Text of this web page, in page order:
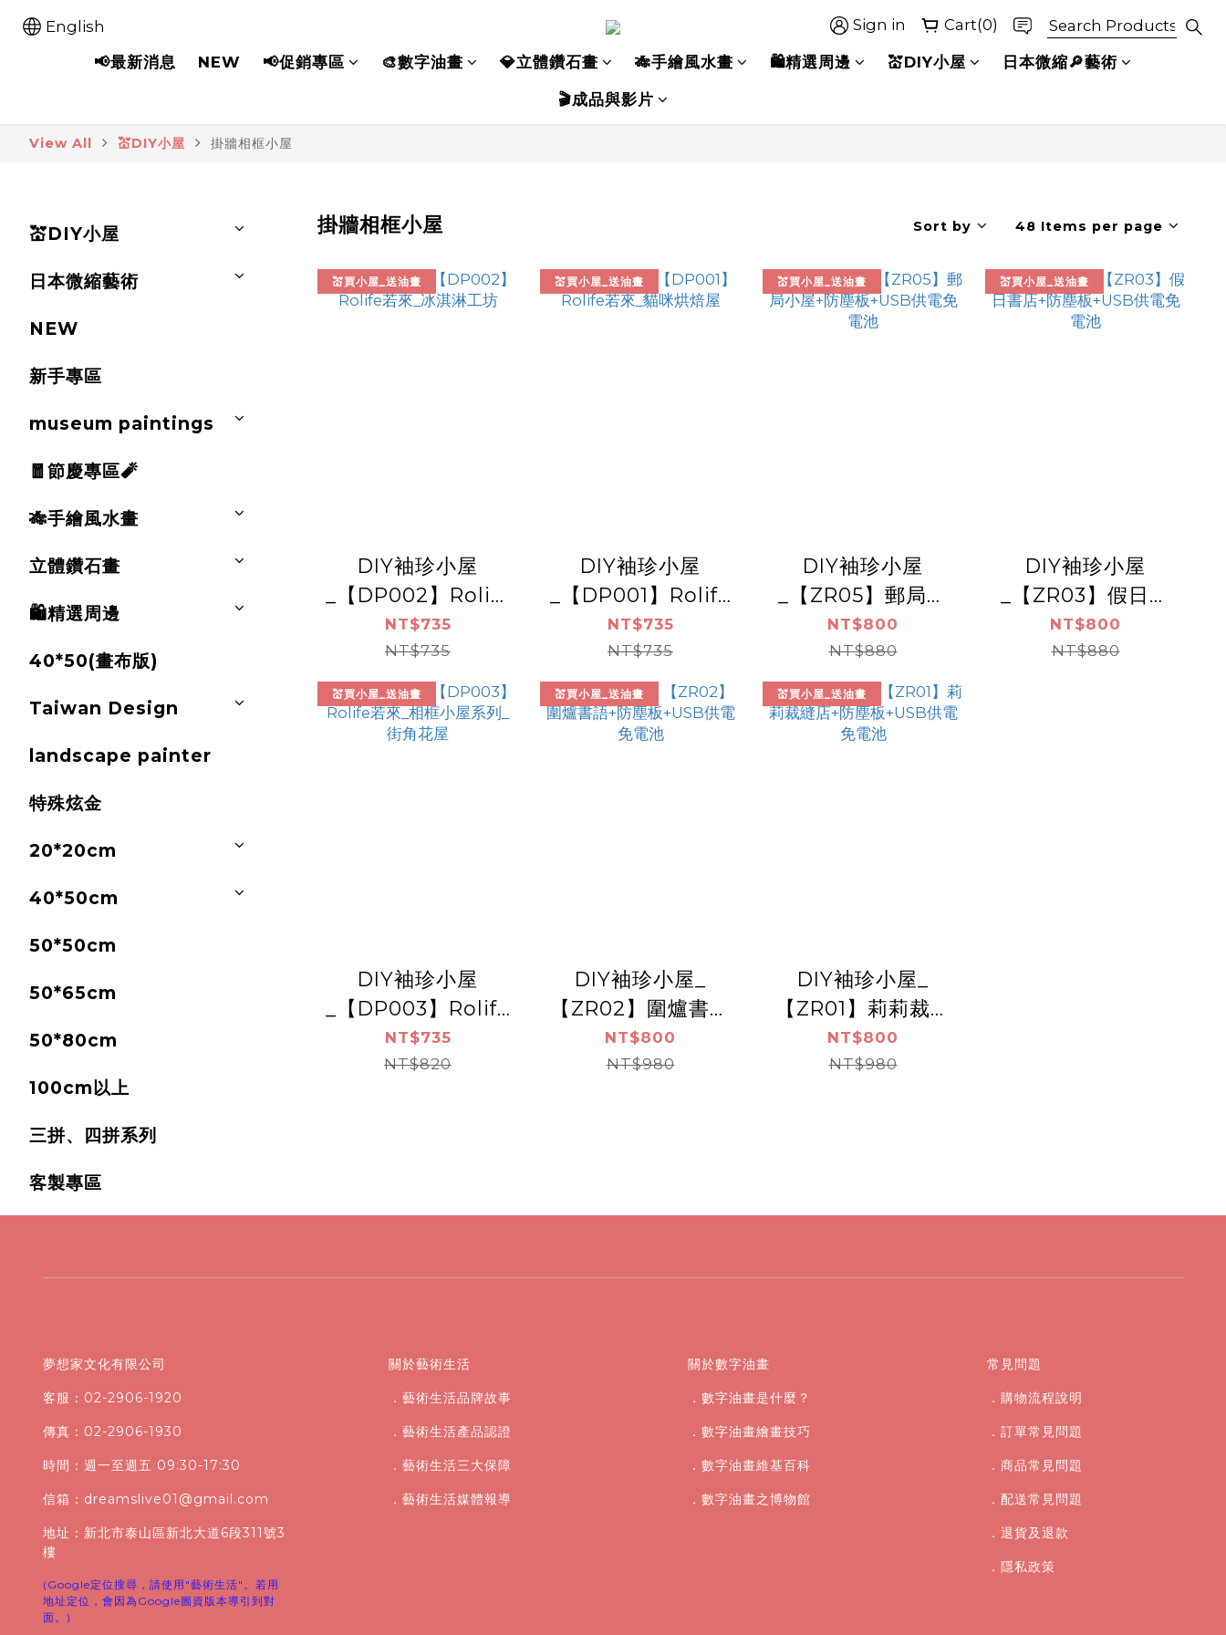
English Sign in Cart(0)
📢最新消息 NEW 📢促銷專區 🎨數字油畫 💎立體鑽石畫 🎋手繪風水畫 🛍️精選周邊 💒DIY小屋 日本微縮🔎藝術
🎬成品與影片
View All 💒DIY小屋 掛牆相框小屋
💒DIY小屋
日本微縮藝術
NEW
新手專區
museum paintings
🧧節慶專區🧨
🎋手繪風水畫
立體鑽石畫
🛍️精選周邊
40*50(畫布版)
Taiwan Design
landscape painter
特殊炫金
20*20cm
40*50cm
50*50cm
50*65cm
50*80cm
100cm以上
三拼、四拼系列
客製專區
掛牆相框小屋 Sort by 48 Items per page
💒買小屋_送油畫
DIY袖珍小屋
_【DP002】Rolife
若來_冰淇淋工坊
NT$735
NT$735
💒買小屋_送油畫
DIY袖珍小屋
_【DP001】Rolife
若來_貓咪烘焙屋
NT$735
NT$735
💒買小屋_送油畫
DIY袖珍小屋
_【ZR05】郵局小
屋+防塵板+USB供
電免電池
NT$800
NT$880
💒買小屋_送油畫
DIY袖珍小屋
_【ZR03】假日書
店+防塵板+USB供
電免電池
NT$800
NT$880
💒買小屋_送油畫
DIY袖珍小屋
_【DP003】Rolife
若來_相框小屋系列
_ 街角花屋
NT$735
NT$820
💒買小屋_送油畫
DIY袖珍小屋_
【ZR02】圍爐書語
+防塵板+USB供電
免電池
NT$800
NT$980
💒買小屋_送油畫
DIY袖珍小屋_
【ZR01】莉莉裁縫
店+防塵板+USB供
電免電池
NT$800
NT$980
夢想家文化有限公司
客服：02-2906-1920
傳真：02-2906-1930
時間：週一至週五 09:30-17:30
信箱：dreamslive01@gmail.com
地址：新北市泰山區新北大道6段311號3
樓
(Google定位搜尋，請使用"藝術生活"。若用
地址定位，會因為Google圖資版本導引到對
面。)
關於藝術生活
．藝術生活品牌故事
．藝術生活產品認證
．藝術生活三大保障
．藝術生活媒體報導
關於數字油畫
．數字油畫是什麼？
．數字油畫繪畫技巧
．數字油畫維基百科
．數字油畫之博物館
常見問題
．購物流程說明
．訂單常見問題
．商品常見問題
．配送常見問題
．退貨及退款
． 隱私政策